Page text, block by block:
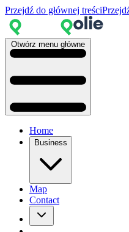
Przejdź do głównej treści
Otwórz menu główne
Home
Business
Map
Contact